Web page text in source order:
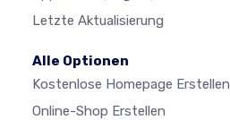
Letzte Aktualisierung
Alle Optionen
Kostenlose Homepage Erstellen
Online-Shop Erstellen